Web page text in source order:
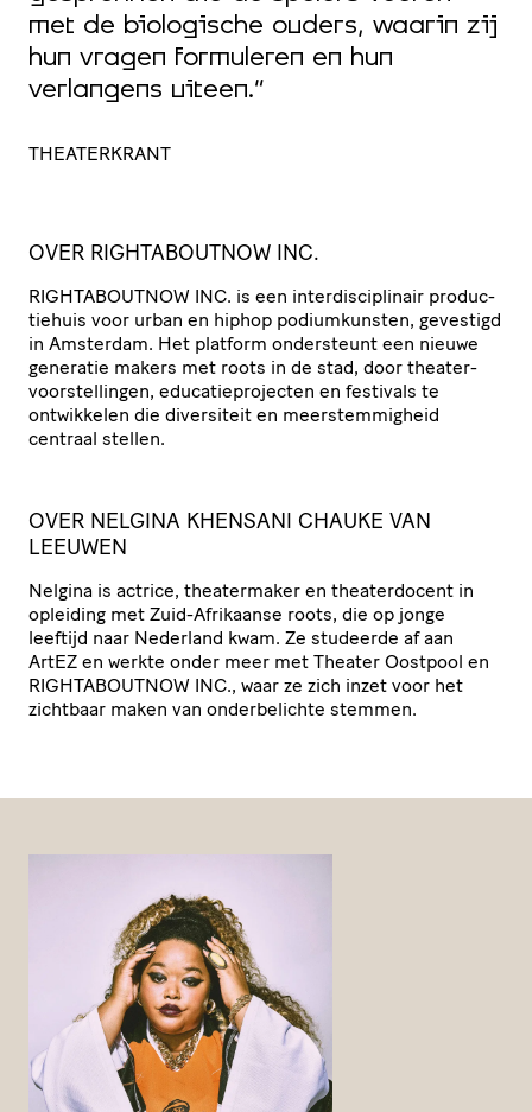
met de biologische ouders, waarin zij
hun vragen formuleren en hun
verlangens uiteen.”
THEATERKRANT
OVER RIGHTABOUTNOW INC.
RIGHTABOUTNOW INC. is een inter­dis­ci­pli­nair produc­
tie­huis voor urban en hiphop podi­um­kun­sten, gevestigd
in Amsterdam. Het platform ondersteunt een nieuwe
generatie makers met roots in de stad, door thea­ter­
voor­stel­lingen, educa­tie­pro­jecten en festivals te
ontwikkelen die diversiteit en meer­stem­mig­heid
centraal stellen.
OVER NELGINA KHENSANI CHAUKE VAN
LEEUWEN
Nelgina is actrice, thea­ter­maker en thea­ter­do­cent in
opleiding met Zuid-Afrikaanse roots, die op jonge
leeftijd naar Nederland kwam. Ze studeerde af aan
ArtEZ en werkte onder meer met Theater Oostpool en
RIGHTABOUTNOW INC., waar ze zich inzet voor het
zichtbaar maken van onder­be­lichte stemmen.